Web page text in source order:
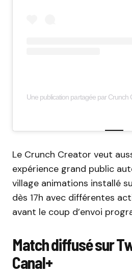
Une publication partagée par Crunch
Le Crunch Creator veut
expérience grand public
village animations installé
dès 17h avec différentes
avant le coup d’envoi
Match diffusé sur
Canal+